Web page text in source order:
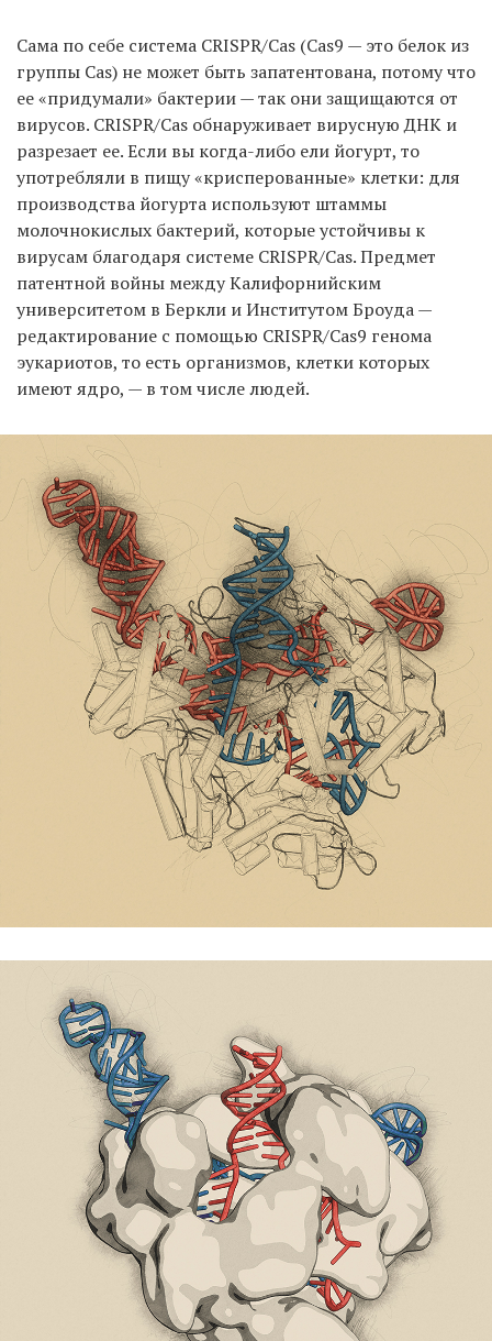
Сама по себе система CRISPR/Cas (Cas9 — это белок из
группы Cas) не может быть запатентована, потому что
ее «придумали» бактерии — так они защищаются от
вирусов. CRISPR/Cas обнаруживает вирусную ДНК и
разрезает ее. Если вы когда-либо ели йогурт, то
употребляли в пищу «крисперованные» клетки: для
производства йогурта используют штаммы
молочнокислых бактерий, которые устойчивы к
вирусам благодаря системе CRISPR/Cas. Предмет
патентной войны между Калифорнийским
университетом в Беркли и Институтом Броуда —
редактирование с помощью CRISPR/Cas9 генома
эукариотов, то есть организмов, клетки которых
имеют ядро, — в том числе людей.